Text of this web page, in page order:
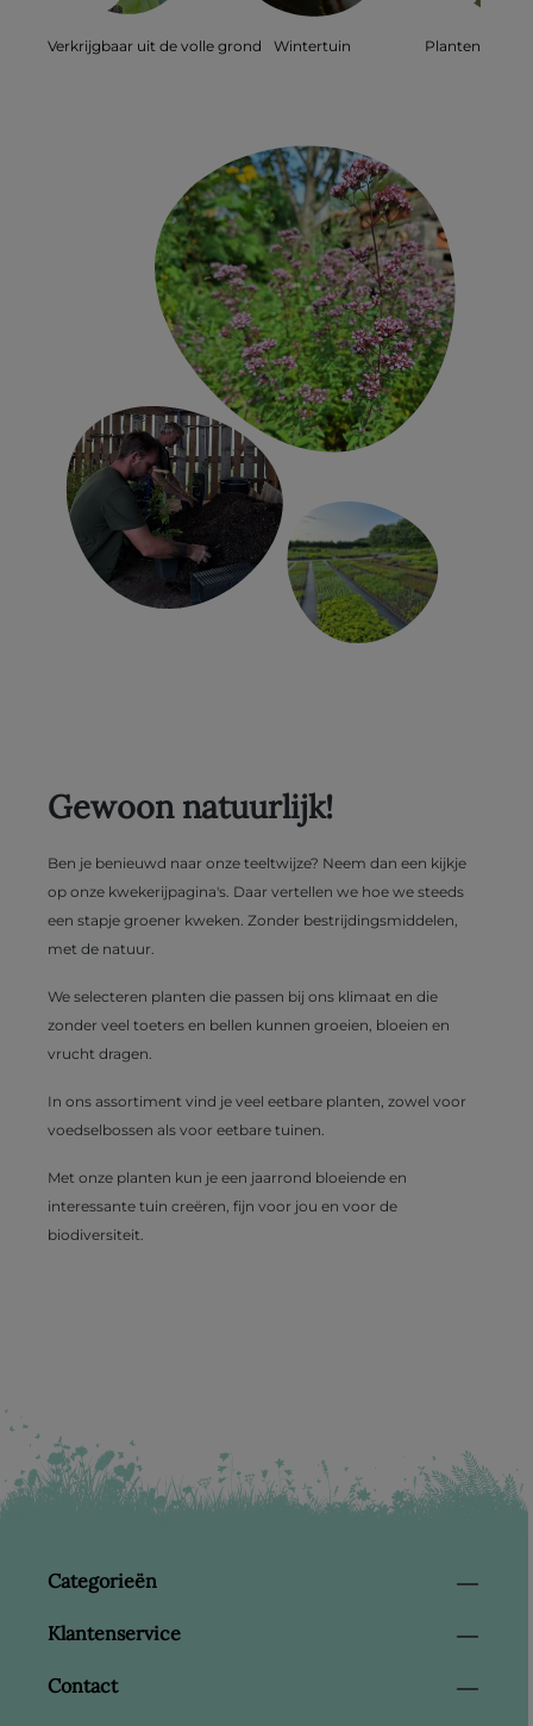
Verkrijgbaar uit de volle grond Wintertuin Planten voor
Gewoon natuurlijk!
Ben je benieuwd naar onze teeltwijze? Neem dan een kijkje
op onze kwekerijpagina's. Daar vertellen we hoe we steeds
een stapje groener kweken. Zonder bestrijdingsmiddelen,
met de natuur.
We selecteren planten die passen bij ons klimaat en die
zonder veel toeters en bellen kunnen groeien, bloeien en
vrucht dragen.
In ons assortiment vind je veel eetbare planten, zowel voor
voedselbossen als voor eetbare tuinen.
Met onze planten kun je een jaarrond bloeiende en
interessante tuin creëren, fijn voor jou en voor de
biodiversiteit.
Categorieën
Klantenservice
Contact